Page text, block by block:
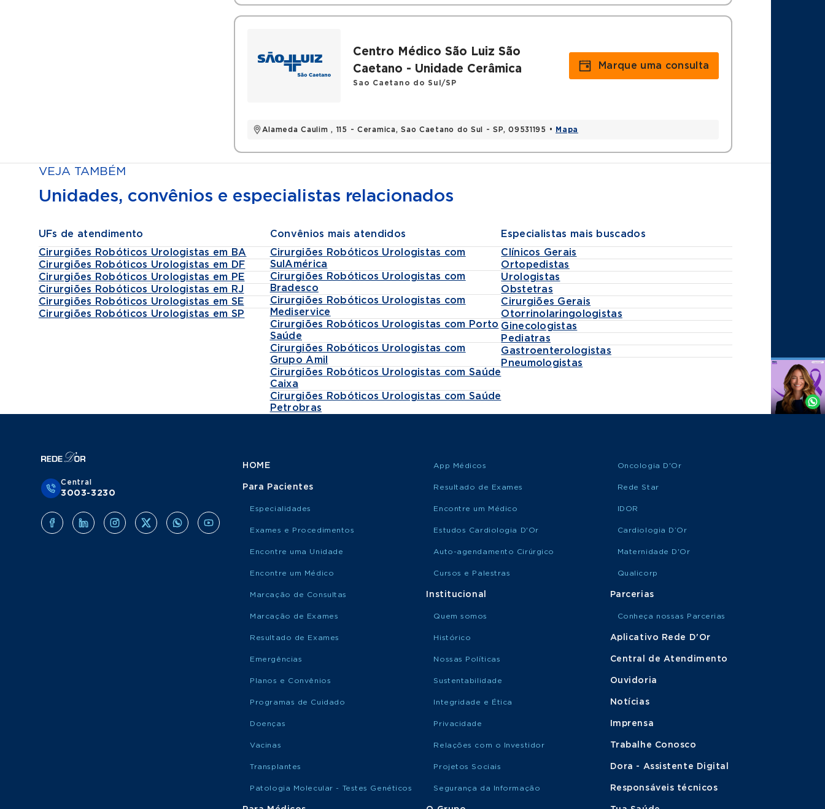
Centro Médico São Luiz São
Caetano - Unidade Cerâmica
Sao Caetano do Sul/SP
Alameda Caulim , 115 - Ceramica, Sao Caetano do Sul - SP, 09531195 • Mapa
Marque uma consulta
VEJA TAMBÉM
Unidades, convênios e especialistas relacionados
UFs de atendimento
Cirurgiões Robóticos Urologistas em BA
Cirurgiões Robóticos Urologistas em DF
Cirurgiões Robóticos Urologistas em PE
Cirurgiões Robóticos Urologistas em RJ
Cirurgiões Robóticos Urologistas em SE
Cirurgiões Robóticos Urologistas em SP
Convênios mais atendidos
Cirurgiões Robóticos Urologistas com
SulAmérica
Cirurgiões Robóticos Urologistas com
Bradesco
Cirurgiões Robóticos Urologistas com
Mediservice
Cirurgiões Robóticos Urologistas com Porto
Saúde
Cirurgiões Robóticos Urologistas com
Grupo Amil
Cirurgiões Robóticos Urologistas com Saúde
Caixa
Cirurgiões Robóticos Urologistas com Saúde
Petrobras
Especialistas mais buscados
Clínicos Gerais
Ortopedistas
Urologistas
Obstetras
Cirurgiões Gerais
Otorrinolaringologistas
Ginecologistas
Pediatras
Gastroenterologistas
Pneumologistas
Agende
Whatsapp
Central
3003-3230
HOME
Para Pacientes
Especialidades
Exames e Procedimentos
Encontre uma Unidade
Encontre um Médico
Marcação de Consultas
Marcação de Exames
Resultado de Exames
Emergências
Planos e Convênios
Programas de Cuidado
Doenças
Vacinas
Transplantes
Patologia Molecular - Testes Genéticos
App Médicos
Resultado de Exames
Encontre um Médico
Estudos Cardiologia D'Or
Auto-agendamento Cirúrgico
Cursos e Palestras
Institucional
Quem somos
Histórico
Nossas Políticas
Sustentabilidade
Integridade e Ética
Privacidade
Relações com o Investidor
Projetos Sociais
Segurança da Informação
Oncologia D'Or
Rede Star
IDOR
Cardiologia D’Or
Maternidade D'Or
Qualicorp
Parcerias
Conheça nossas Parcerias
Aplicativo Rede D'Or
Central de Atendimento
Ouvidoria
Notícias
Imprensa
Trabalhe Conosco
Dora - Assistente Digital
Responsáveis técnicos